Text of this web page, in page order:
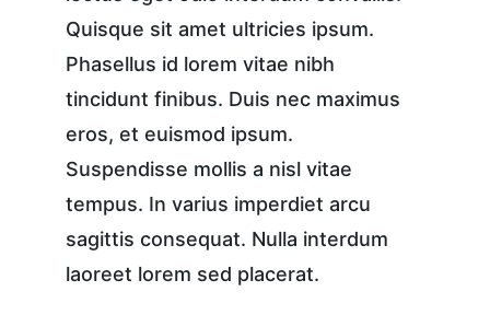
Quisque sit amet ultricies ipsum.
Phasellus id lorem vitae nibh
tincidunt finibus. Duis nec maximus
eros, et euismod ipsum.
Suspendisse mollis a nisl vitae
tempus. In varius imperdiet arcu
sagittis consequat. Nulla interdum
laoreet lorem sed placerat.